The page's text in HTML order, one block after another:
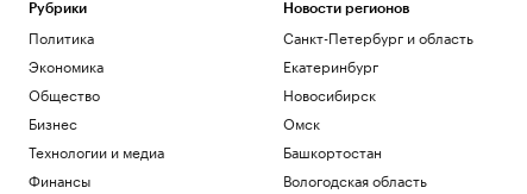
Рубрики
Политика
Экономика
Общество
Бизнес
Технологии и медиа
Финансы
Новости регионов
Санкт-Петербург и область
Екатеринбург
Новосибирск
Омск
Башкортостан
Вологодская область